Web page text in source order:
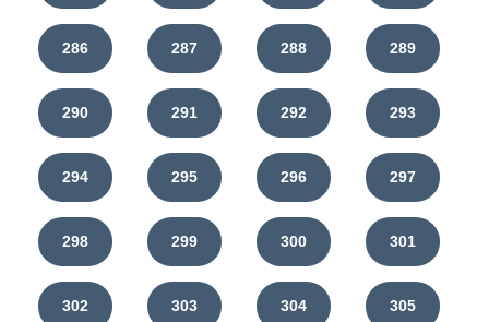
286 287 288 289
290 291 292 293
294 295 296 297
298 299 300 301
302 303 304 305